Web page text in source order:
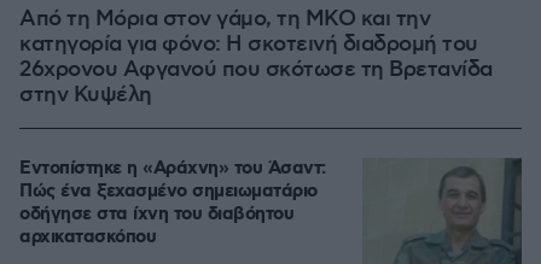
Από τη Μόρια στον γάμο, τη ΜΚΟ και την
κατηγορία για φόνο: Η σκοτεινή διαδρομή του
26χρονου Αφγανού που σκότωσε τη Βρετανίδα
στην Κυψέλη
Εντοπίστηκε η «Αράχνη» του Άσαντ:
Πώς ένα ξεχασμένο σημειωματάριο
οδήγησε στα ίχνη του διαβόητου
αρχικατασκόπου